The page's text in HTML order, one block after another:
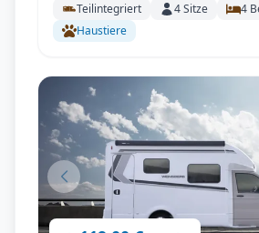
Teilintegriert 4Sitze 4
Haustiere